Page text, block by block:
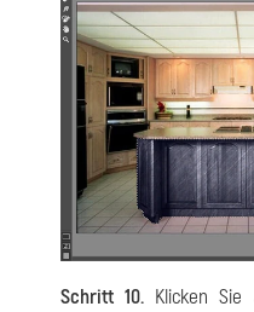
Schritt 10. Klicken Sie